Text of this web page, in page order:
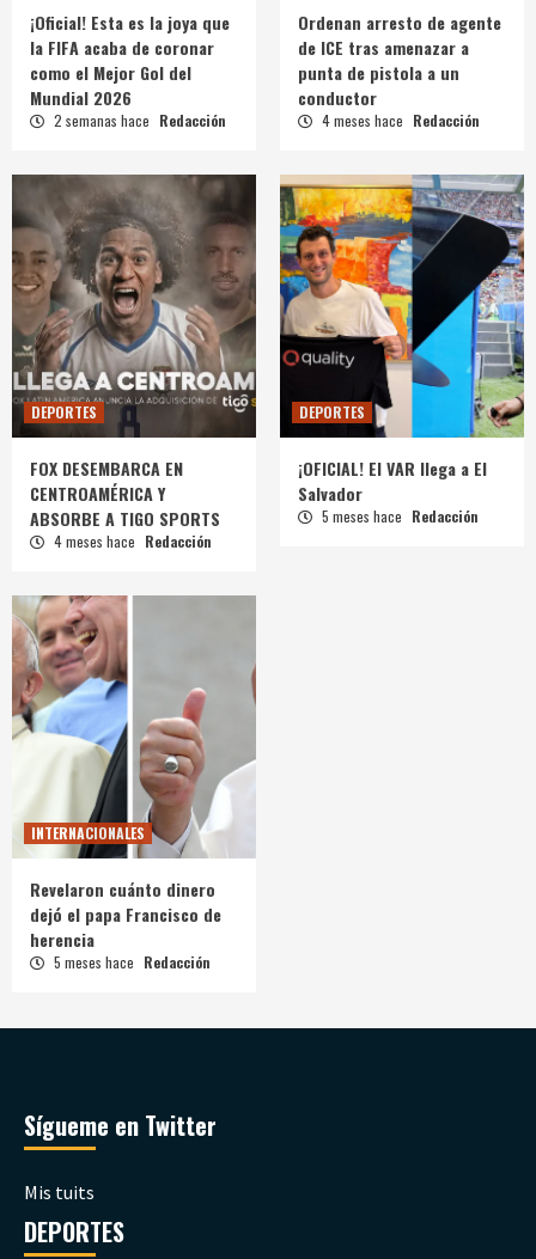
¡Oficial! Esta es la joya que
la FIFA acaba de coronar
como el Mejor Gol del
Mundial 2026
2 semanas hace Redacción
Ordenan arresto de agente
de ICE tras amenazar a
punta de pistola a un
conductor
4 meses hace Redacción
DEPORTES
FOX DESEMBARCA EN
CENTROAMÉRICA Y
ABSORBE A TIGO SPORTS
4 meses hace Redacción
DEPORTES
¡OFICIAL! El VAR llega a El
Salvador
5 meses hace Redacción
INTERNACIONALES
Revelaron cuánto dinero
dejó el papa Francisco de
herencia
5 meses hace Redacción
Sígueme en Twitter
Mis tuits
DEPORTES